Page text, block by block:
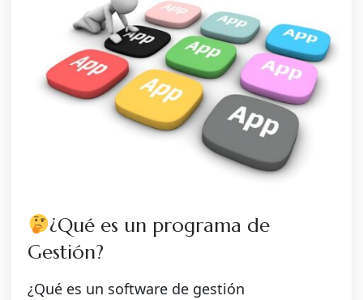
¿Qué es un programa de
Gestión?
¿Qué es un software de gestión